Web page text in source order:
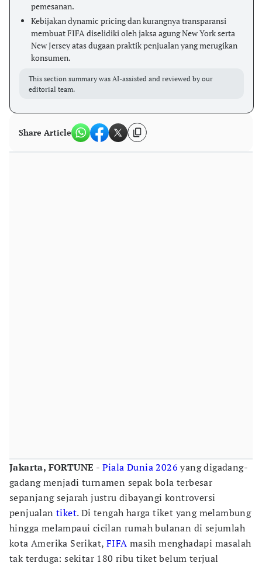
pemesanan.
Kebijakan dynamic pricing dan kurangnya transparansi
membuat FIFA diselidiki oleh jaksa agung New York serta
New Jersey atas dugaan praktik penjualan yang merugikan
konsumen.
This section summary was AI-assisted and reviewed by our
editorial team.
Share Article
Jakarta, FORTUNE - Piala Dunia 2026 yang digadang-
gadang menjadi turnamen sepak bola terbesar
sepanjang sejarah justru dibayangi kontroversi
penjualantiket. Di tengah harga tiket yang melambung
hingga melampaui cicilan rumah bulanan di sejumlah
kota Amerika Serikat, FIFA masih menghadapi masalah
tak terduga: sekitar 180 ribu tiket belum terjual